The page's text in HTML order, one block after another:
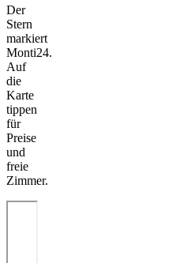
Der
Stern
markiert
Monti24.
Auf
die
Karte
tippen
für
Preise
und
freie
Zimmer.